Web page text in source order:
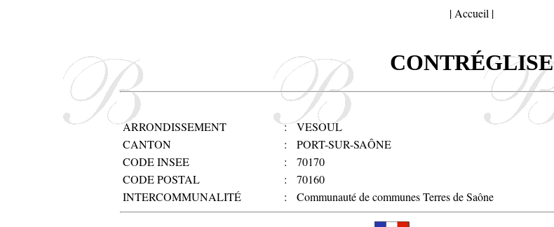
| Accueil |
CONTRÉGLISE
ARRONDISSEMENT :
VESOUL
CANTON
:
PORT-SUR-SAÔNE
CODE INSEE
:
70170
CODE POSTAL
:
70160
INTERCOMMUNALITÉ
: Communauté de communes Terres de Saône